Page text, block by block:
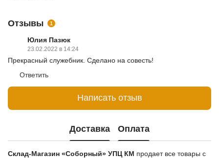
Отзывы 1
Юлия Пазюк
23.02.2022 в 14:24
Прекрасный служебник. Сделано на совесть!
Ответить
Написать отзыв
Доставка Оплата
Склад-Магазин «Соборный» УПЦ КМ продает все товары с